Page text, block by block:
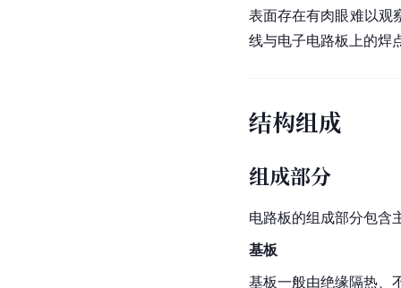
表面存在有肉眼难以观
线与电子电路板上的焊
结构组成
组成部分
电路板的组成部分包含
基板
基板一般由绝缘隔热、